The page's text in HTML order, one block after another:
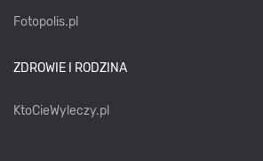
Fotopolis.pl
ZDROWIE I RODZINA
KtoCieWyleczy.pl